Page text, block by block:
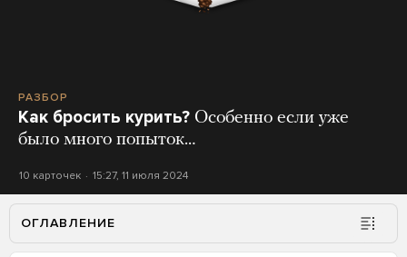
РАЗБОР
Как бросить курить? Особенно если уже
было много попыток…
10 карточек 15:27, 11 июля 2024
ОГЛАВЛЕНИЕ